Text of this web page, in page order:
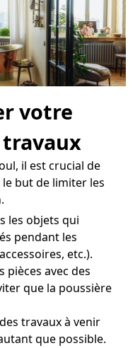
votre
il est crucial de
but de limiter les
les objets qui
pendant les
etc.).
pièces avec des
que la poussière
travaux à venir
que possible.